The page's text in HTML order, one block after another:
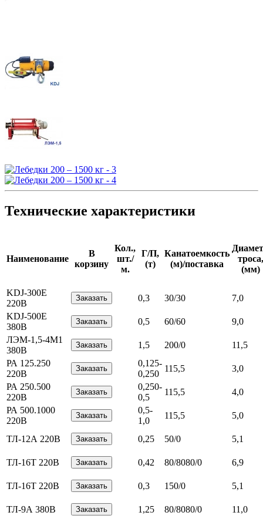
Технические характеристики
Наименование
В
корзину
Кол.,
шт./
м.
Г/П,
(т)
Канатоемкость
(м)/поставка
троса,
(мм)
KDJ-300E
220В
0,3 30/30
7,0
KDJ-500E
380В
0,5 60/60
9,0
ЛЭМ-1,5-4М1
380В
1,5 200/0
11,5
РА 125.250
220В
0,125-
0,250
115,5
3,0
РА 250.500
220В
0,250-
0,5
115,5
4,0
РА 500.1000
220В
0,5-
1,0
115,5 5,0
ТЛ-12А 220В 0,25 50/0 5,1
ТЛ-16Т 220В 0,42 80/8080/0 6,9
ТЛ-16Т 220В 0,3 150/0 5,1
ТЛ-9А 380В 1,25 80/8080/0 11,0